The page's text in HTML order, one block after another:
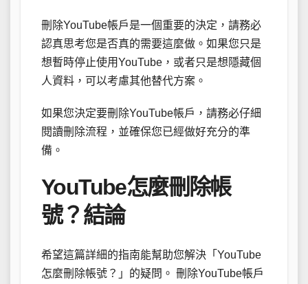
刪除YouTube帳戶是一個重要的決定，請務必
認真思考您是否真的需要這麼做。如果您只是
想暫時停止使用YouTube，或者只是想隱藏個
人資料，可以考慮其他替代方案。
如果您決定要刪除YouTube帳戶，請務必仔細
閱讀刪除流程，並確保您已經做好充分的準
備。
YouTube怎麼刪除帳
號？結論
希望這篇詳細的指南能幫助您解決「YouTube
怎麼刪除帳號？」的疑問。 刪除YouTube帳戶